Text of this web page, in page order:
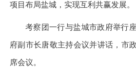
项目布局盐城，实现互利共赢发展。
考察团一行与盐城市政府举行
府副市长唐敬主持会议并讲话，市
席会议。